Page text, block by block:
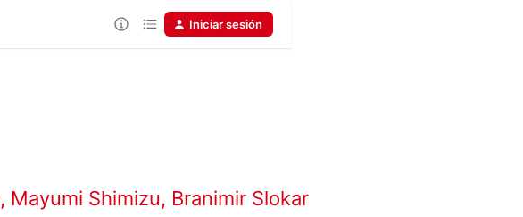
Iniciar sesión
, Mayumi Shimizu, Branimir Slokar